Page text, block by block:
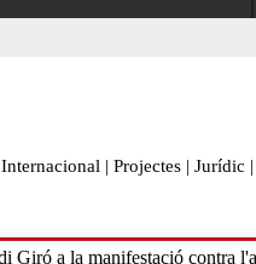
Internacional | Projectes | Jurídic |